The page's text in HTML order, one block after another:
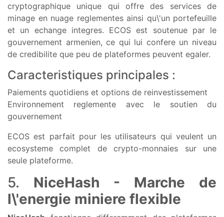
cryptographique unique qui offre des services de
minage en nuage reglementes ainsi qu\'un portefeuille
et un echange integres. ECOS est soutenue par le
gouvernement armenien, ce qui lui confere un niveau
de credibilite que peu de plateformes peuvent egaler.
Caracteristiques principales :
Paiements quotidiens et options de reinvestissement
Environnement reglemente avec le soutien du
gouvernement
ECOS est parfait pour les utilisateurs qui veulent un
ecosysteme complet de crypto-monnaies sur une
seule plateforme.
5. NiceHash - Marche de
l\'energie miniere flexible